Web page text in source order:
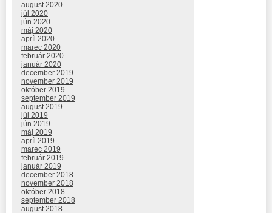
august 2020
júl 2020
jún 2020
máj 2020
apríl 2020
marec 2020
február 2020
január 2020
december 2019
november 2019
október 2019
september 2019
august 2019
júl 2019
jún 2019
máj 2019
apríl 2019
marec 2019
február 2019
január 2019
december 2018
november 2018
október 2018
september 2018
august 2018